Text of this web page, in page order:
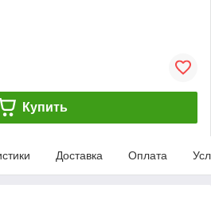
Купить
Доставка Оплата